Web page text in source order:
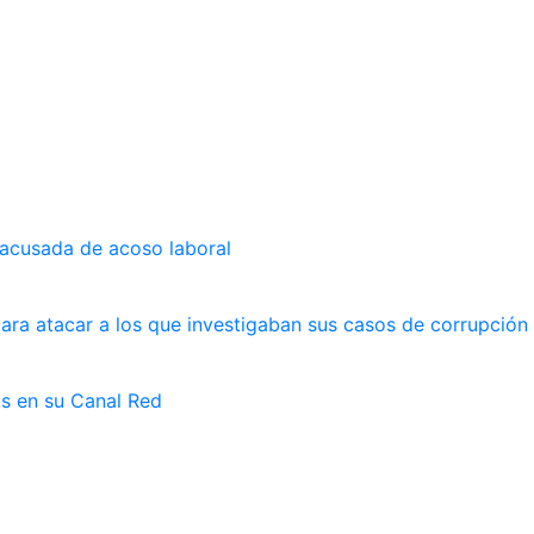
de acoso laboral
atacar a los que investigaban sus casos de corrupción
en su Canal Red